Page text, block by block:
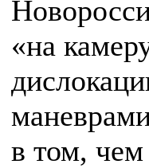
«на
в том, чем